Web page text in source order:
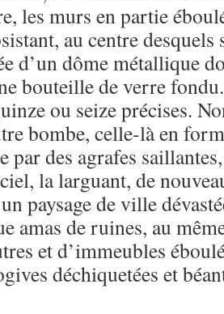
les murs en partie
au centre desquels
d’un dôme métallique
bouteille de verre
ou seize précises.
bombe, celle-là en
par des agrafes
la larguant, de
paysage de ville
amas de ruines, au
et d’immeubles
déchiquetées et